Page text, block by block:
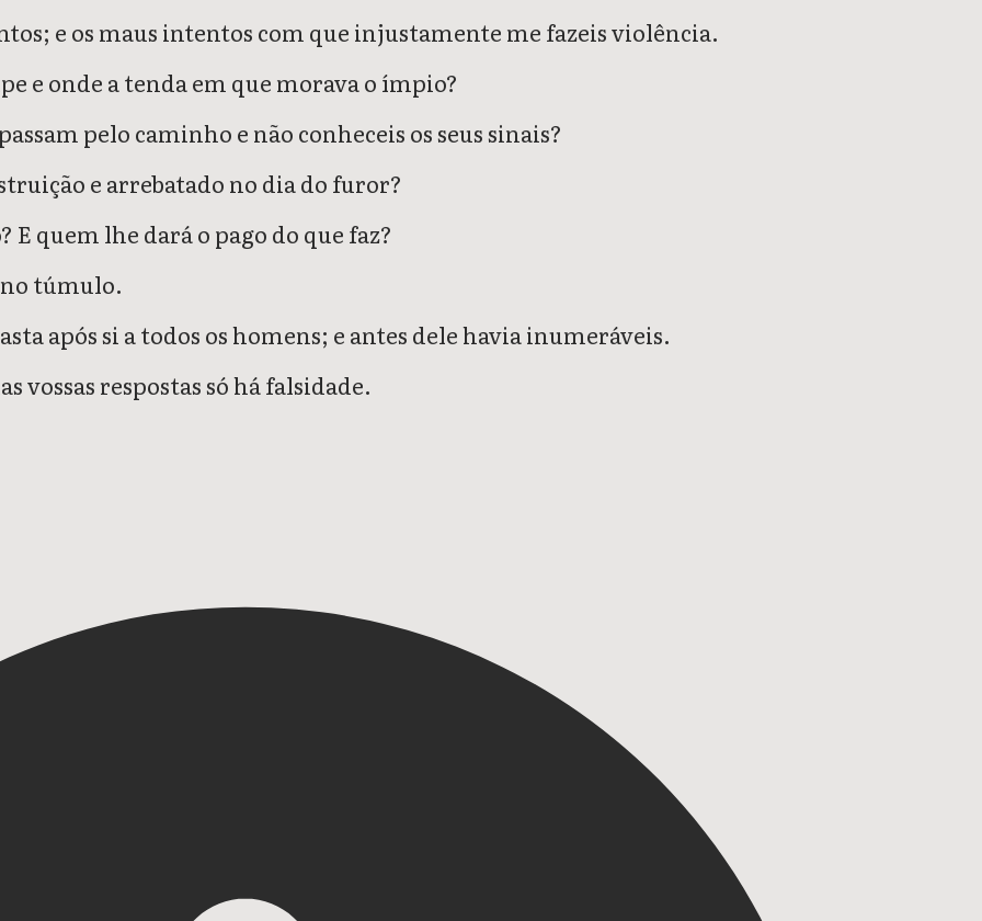
e os maus intentos com que injustamente me fazeis violência.
e onde a tenda em que morava o ímpio?
pelo caminho e não conheceis os seus sinais?
e arrebatado no dia do furor?
quem lhe dará o pago do que faz?
túmulo.
após si a todos os homens; e antes dele havia inumeráveis.
vossas respostas só há falsidade.